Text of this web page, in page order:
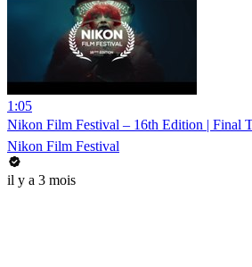
1:05
Nikon Film Festival – 16th Edition | Final
Nikon Film Festival
il y a 3 mois